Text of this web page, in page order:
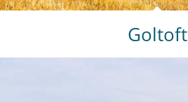
Goltoft